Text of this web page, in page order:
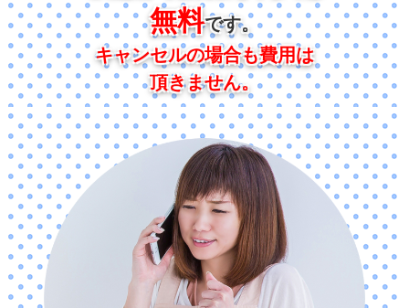
無料です。
キャンセルの場合も費用は
頂きません。